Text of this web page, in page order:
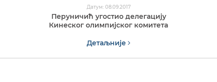
Датум: 08.09.2017
Перуничић угостио делегацију
Кинеског олимпијског комитета
Детаљније